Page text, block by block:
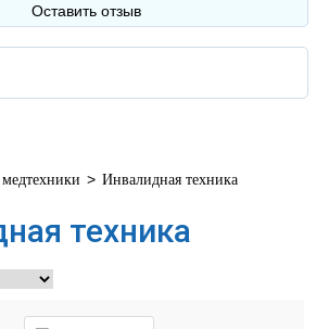
Оставить отзыв
медтехники > Инвалидная техника
техника